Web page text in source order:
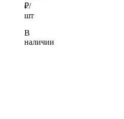
₽/
шт
В
наличии